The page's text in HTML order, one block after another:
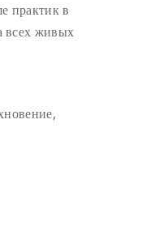
практик в
всех живых